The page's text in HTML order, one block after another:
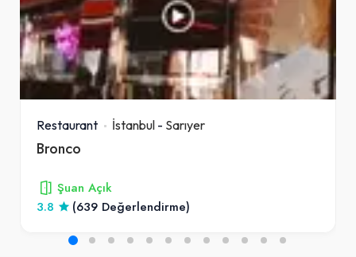
Restaurant İstanbul - Sarıyer
Bronco
Şuan Açık
3.8
(639 Değerlendirme)